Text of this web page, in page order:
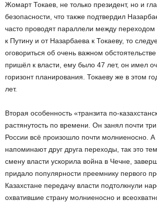
Жомарт Токаев, не только президент, но и
безопасности, что также подтвердил
часто проводят параллели между переходом
к Путину и от Назарбаева к Токаеву, то
оговориться об очень важном
пришёл к власти, ему было 47 лет, он имел
горизонт планирования. Токаеву же в этом
лет.
Вторая особенность «транзита по-
растянутость по времени. Он занял почти три
России всё произошло почти молниеносно. А
напоминают друг друга переходы, так это
смену власти ускорила война в Чечне,
придало популярности преемнику первого
Казахстане передачу власти подтолкнули
охватившие страну молниеносно и